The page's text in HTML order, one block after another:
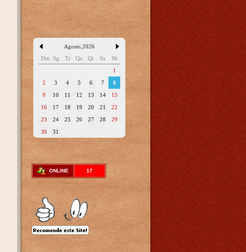
Agosto 2026
Dm
Sg Tr Qa Qi Sx
Sb
1
2
3 4 5 6 7
8
9
10 11 12 13 14
15
16
17 18 19 20 21
22
23
24 25 26 27 28
29
30
31
ONLINE 17